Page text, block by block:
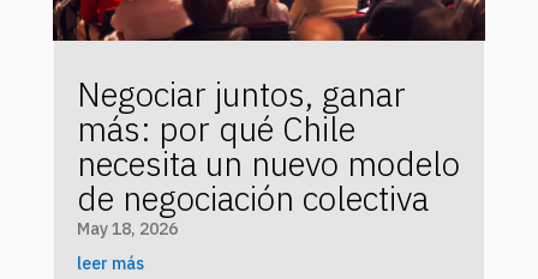
Negociar juntos, ganar
más: por qué Chile
necesita un nuevo modelo
de negociación colectiva
May 18, 2026
leer más